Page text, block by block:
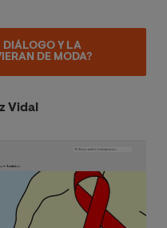
DIÁLOGO Y LA
DE MODA?
Vidal